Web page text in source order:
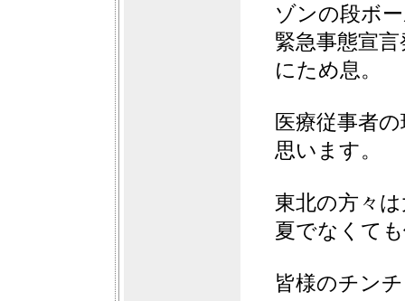
ゾンの段ボ
緊急事態宣
にため息。
医療従事者
思います。
東北の方々
夏でなくて
皆様のチン